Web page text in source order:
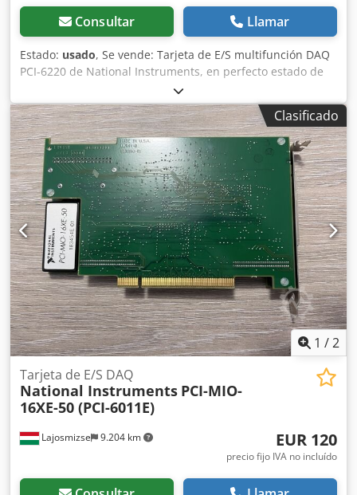
Consultar Llamar
Estado: usado, Se vende: Tarjeta de E/S multifunción DAQ
PCI-6220 de National Instruments, en perfecto estado de
funcionamiento. Cjdpfxezqy Ero Ag Serf Fabricante:
National Instruments (NI) Modelo: PCI-6220 Número de
pieza: 191329D-04L Lugar de fabricación: Hungría Estado:
Usado – Totalmente probado y funcional Probado con: NI
MAX – funcionamiento verificado Entradas analógicas: 16
AI (16 bits, 250 kS/s) E/S digital: 24 DIO Contadores: Dos
contadores/temporizadores de 32 bits Interfaz: PCI
Controlador: Compatible con NI-DAQmx Probado con el
software NI MAX y se ha comprobado que funciona
correctamente. Se ha confirmado el funcionamiento de
todos los canales analógicos y digitales. Compatible con
LabVIEW y LabWindows/CVI. Retirado de un entorno
industrial en funcionamiento; no se detectan fallos. Envío
desde Hungría. Disponible envío internacional.
Empaquetado cuidadosamente con protección
antiestática.
Clasificado
1 /2
Lajosmizse 9.204 km
Tarjeta de E/S DAQ
National Instruments PCI-MIO-
16XE-50 (PCI-6011E)
EUR 120
precio fijo IVA no incluído